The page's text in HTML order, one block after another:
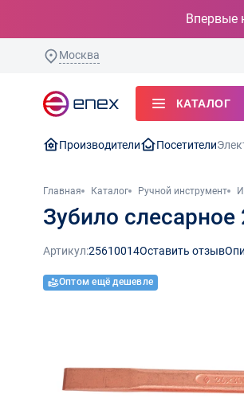
Впервые
Москва
КАТАЛОГ
Производители Посетители
Главная Каталог Ручной инструмент
Зубило
Артикул:25610014Оставить отзыв
Оптом ещё дешевле